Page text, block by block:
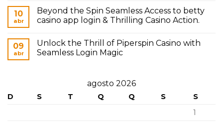
10
abr
Beyond the Spin Seamless Access to betty
casino app login & Thrilling Casino Action.
09
abr
Unlock the Thrill of Piperspin Casino with
Seamless Login Magic
agosto 2026
D S T Q Q S
S
1